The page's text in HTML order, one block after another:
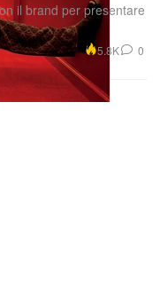
il brand per presentare
5.8K 0